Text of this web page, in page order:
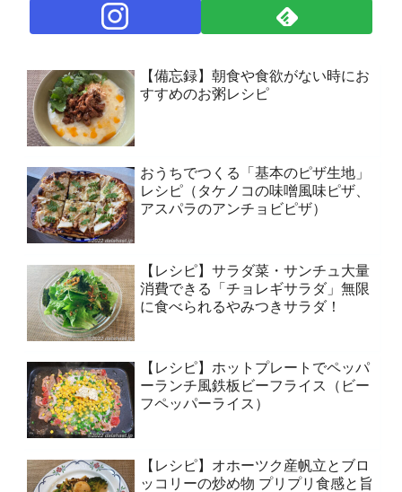
【備忘録】朝食や食欲がない時にお
すすめのお粥レシピ
おうちでつくる「基本のピザ生地」
レシピ（タケノコの味噌風味ピザ、
アスパラのアンチョビピザ）
【レシピ】サラダ菜・サンチュ大量
消費できる「チョレギサラダ」無限
に食べられるやみつきサラダ！
【レシピ】ホットプレートでペッパ
ーランチ風鉄板ビーフライス（ビー
フペッパーライス）
【レシピ】オホーツク産帆立とブロ
ッコリーの炒め物 プリプリ食感と旨